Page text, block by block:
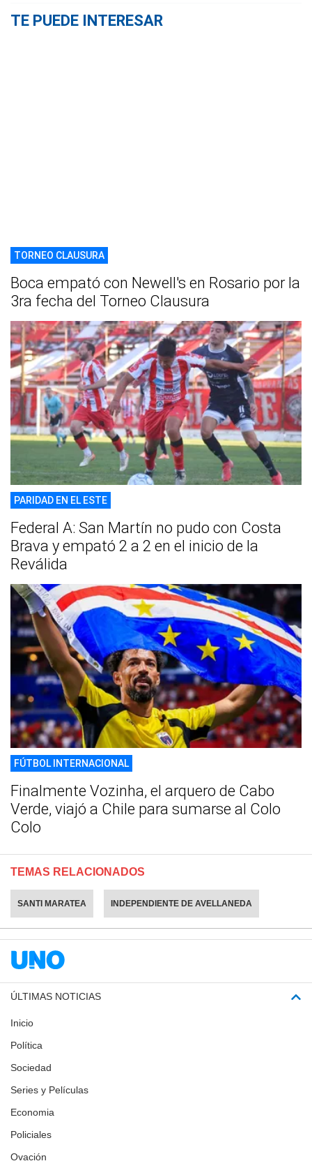
TE PUEDE INTERESAR
TORNEO CLAUSURA
Boca empató con Newell's en Rosario por la
3ra fecha del Torneo Clausura
PARIDAD EN EL ESTE
Federal A: San Martín no pudo con Costa
Brava y empató 2 a 2 en el inicio de la
Reválida
FÚTBOL INTERNACIONAL
Finalmente Vozinha, el arquero de Cabo
Verde, viajó a Chile para sumarse al Colo
Colo
TEMAS RELACIONADOS
SANTI MARATEA INDEPENDIENTE DE AVELLANEDA
ÚLTIMAS NOTICIAS
Inicio
Política
Sociedad
Series y Películas
Economia
Policiales
Ovación